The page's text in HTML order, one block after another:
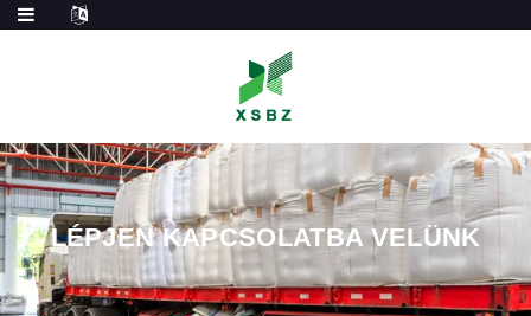
LÉPJEN KAPCSOLATBA VELÜNK